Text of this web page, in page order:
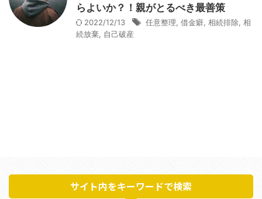
らよいか？！親がとるべき最善策
2022/12/13 任意整理, 借金癖, 相続排除, 相
続放棄, 自己破産
サイト内をキーワードで検索